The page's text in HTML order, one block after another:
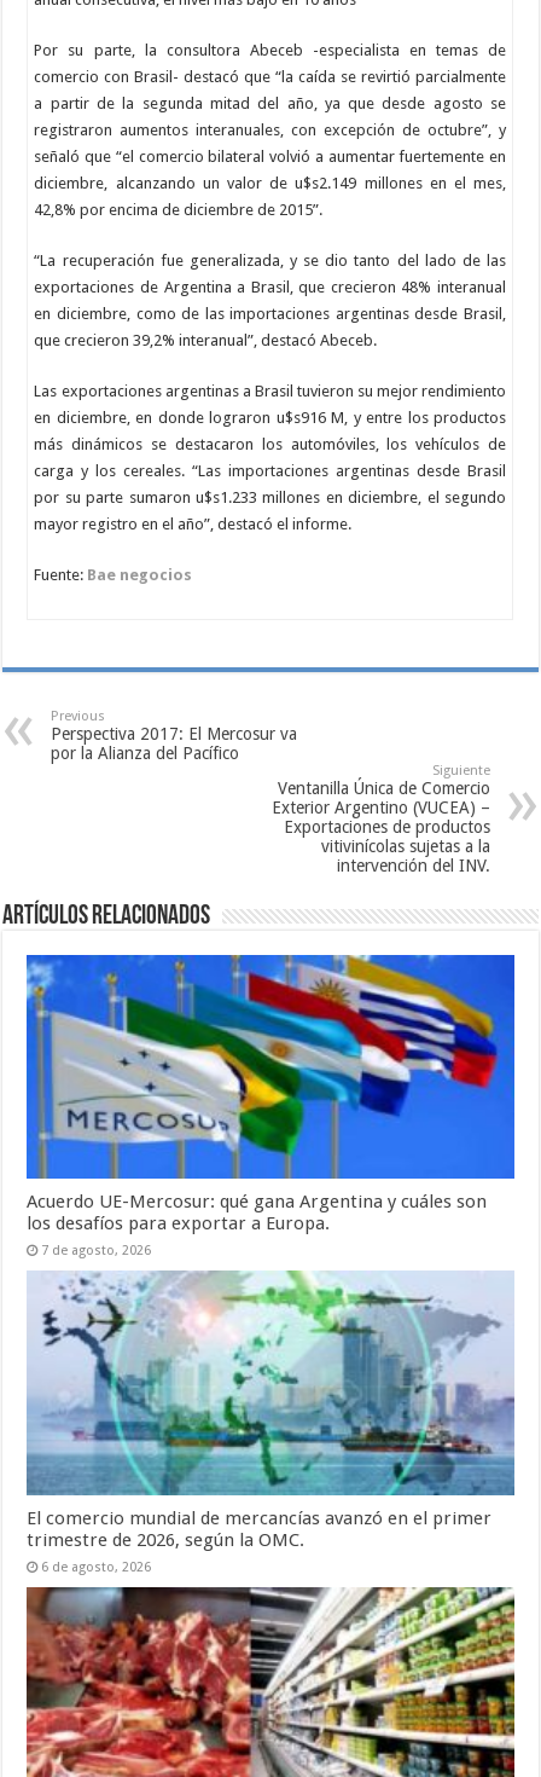
Por su parte, la consultora Abeceb -especialista en temas de
comercio con Brasil- destacó que “la caída se revirtió parcialmente
a partir de la segunda mitad del año, ya que desde agosto se
registraron aumentos interanuales, con excepción de octubre”, y
señaló que “el comercio bilateral volvió a aumentar fuertemente en
diciembre, alcanzando un valor de u$s2.149 millones en el mes,
42,8% por encima de diciembre de 2015”.
“La recuperación fue generalizada, y se dio tanto del lado de las
exportaciones de Argentina a Brasil, que crecieron 48% interanual
en diciembre, como de las importaciones argentinas desde Brasil,
que crecieron 39,2% interanual”, destacó Abeceb.
Las exportaciones argentinas a Brasil tuvieron su mejor rendimiento
en diciembre, en donde lograron u$s916 M, y entre los productos
más dinámicos se destacaron los automóviles, los vehículos de
carga y los cereales. “Las importaciones argentinas desde Brasil
por su parte sumaron u$s1.233 millones en diciembre, el segundo
mayor registro en el año”, destacó el informe.
Fuente: Bae negocios
Previous
Perspectiva 2017: El Mercosur va
por la Alianza del Pacífico
Siguiente
Ventanilla Única de Comercio
Exterior Argentino (VUCEA) –
Exportaciones de productos
vitivinícolas sujetas a la
intervención del INV.
Artículos relacionados
Acuerdo UE-Mercosur: qué gana Argentina y cuáles son
los desafíos para exportar a Europa.
7 de agosto, 2026
El comercio mundial de mercancías avanzó en el primer
trimestre de 2026, según la OMC.
6 de agosto, 2026